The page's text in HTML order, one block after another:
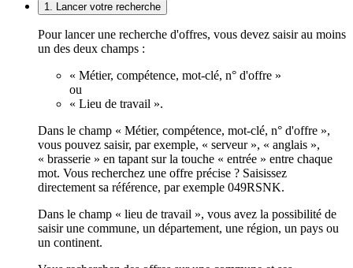
1. Lancer votre recherche
Pour lancer une recherche d'offres, vous devez saisir au moins
un des deux champs :
« Métier, compétence, mot-clé, n° d'offre »
ou
« Lieu de travail ».
Dans le champ « Métier, compétence, mot-clé, n° d'offre »,
vous pouvez saisir, par exemple, « serveur », « anglais »,
« brasserie » en tapant sur la touche « entrée » entre chaque
mot. Vous recherchez une offre précise ? Saisissez
directement sa référence, par exemple 049RSNK.
Dans le champ « lieu de travail », vous avez la possibilité de
saisir une commune, un département, une région, un pays ou
un continent.